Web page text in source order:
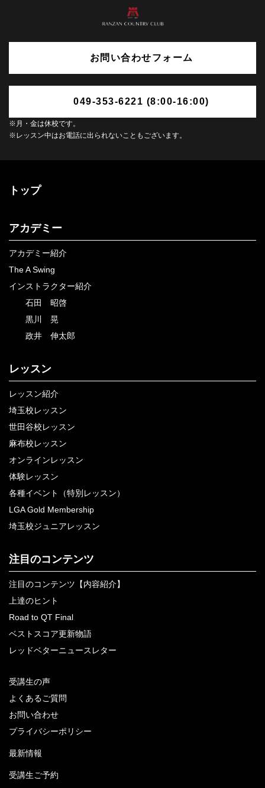
お問い合わせフォーム
049-353-6221 (8:00-16:00)
※月・金は休校です。
※レッスン中はお電話に出られないこともございます。
トップ
アカデミー
アカデミー紹介
The A Swing
インストラクター紹介
石田 昭啓
黒川 晃
政井 伸太郎
レッスン
レッスン紹介
埼玉校レッスン
世田谷校レッスン
麻布校レッスン
オンラインレッスン
体験レッスン
各種イベント（特別レッスン）
LGA Gold Membership
埼玉校ジュニアレッスン
注目のコンテンツ
注目のコンテンツ【内容紹介】
上達のヒント
Road to QT Final
ベストスコア更新物語
レッドベターニュースレター
受講生の声
よくあるご質問
お問い合わせ
プライバシーポリシー
最新情報
受講生ご予約